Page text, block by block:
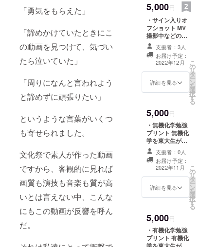
「勇気をもらえた」
「諦めかけていたときにこ
の動画を見つけて、気づい
たら泣いていた」
「周りになんと言われよう
と諦めずに頑張りたい」
というような言葉がいくつ
も寄せられました。
文化祭で素人が作った動画
ですから、客観的に見れば
画質も演技も音楽も質が高
いとは言えない中、こんな
にもこの動画が反響を呼ん
だ。
きます。
5,000円
・サイン入りオ
フショット MV
撮影中などのオ
フショットにな
ります。 ・『受
験花』CD
Jamieによる
『受験花』の音
源になります。
※音源は商業利用
メッセージ 製作
者一同より心を
込めて 感謝の手
紙を贈らせてい
ただきます。
支援者：3人
お届け予定：
2022年12月
詳細を見る
こ
の
リ
タ
ー
ン
を
選
択
す
る
5,000円
・無機化学勉強
プリント 無機化
学を東大生が実
際にまとめた
ノートのコピー
です。 ・激励の
メッセージ 東京
大学理科二・三
類22組より心を
ていただきま
す。
支援者：0人
お届け予定：
2022年11月
詳細を見る
こ
の
リ
タ
ー
ン
を
選
択
す
る
5,000円
・有機化学勉強
プリント 有機化